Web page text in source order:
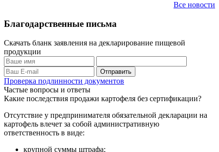
Все новости
Благодарственные письма
Скачать бланк заявления на декларирование пищевой
продукции
Проверка подлинности документов
Частые вопросы и ответы
Какие последствия продажи картофеля без сертификации?
Отсутствие у предпринимателя обязательной декларации на
картофель влечет за собой административную
ответственность в виде:
крупной суммы штрафа;